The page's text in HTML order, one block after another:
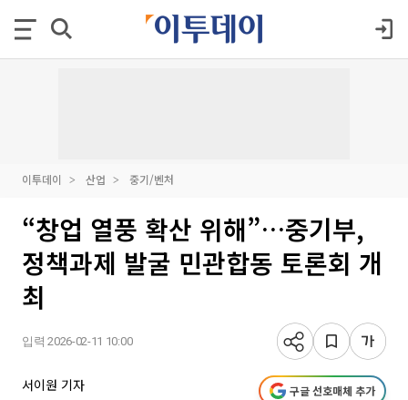
이투데이 산업 중기/벤처
“창업 열풍 확산 위해”…중기부,
정책과제 발굴 민관합동 토론회 개
최
입력 2026-02-11 10:00
서이원 기자 구글 선호매체 추가